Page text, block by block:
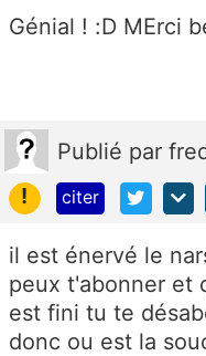
Génial ! :D MErci
Publié par
!
citer
il est énervé le
peux t'abonner et
est fini tu te
donc ou est la